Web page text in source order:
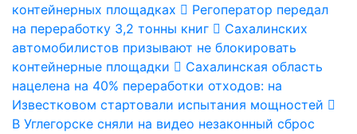
контейнерных площадках
Регоператор передал
на переработку 3,2 тонны книг
Сахалинских
автомобилистов призывают не блокировать
контейнерные площадки
Сахалинская область
нацелена на 40% переработки отходов: на
Известковом стартовали испытания мощностей
В Углегорске сняли на видео незаконный сброс